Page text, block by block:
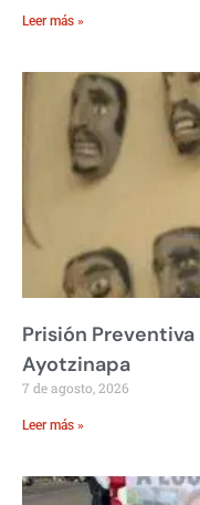
Leer más »
Prisión
Ayotzinapa
7 de agosto, 2026
Leer más »